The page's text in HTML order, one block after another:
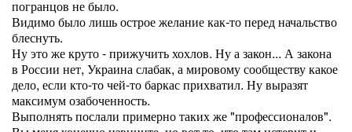
погранцов не было.
Видимо было лишь острое желание как-то перед начальство
блеснуть.
Ну это же круто - прижучить хохлов. Ну а закон... А закона
в России нет, Украина слабак, а мировому сообществу какое
дело, если кто-то чей-то баркас прихватил. Ну выразят
максимум озабоченность.
Выполнять послали примерно таких же "профессионалов".